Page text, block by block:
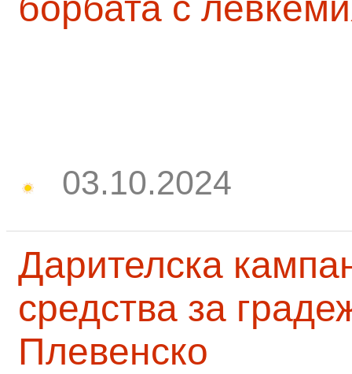
борбата с
03.10.2024
Дарителска
средства за
Плевенско